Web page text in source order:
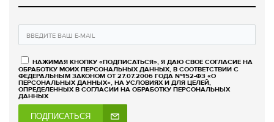
НАЖИМАЯ КНОПКУ «ПОДПИСАТЬСЯ», Я ДАЮ СВОЕ СОГЛАСИЕ НА
ОБРАБОТКУ МОИХ ПЕРСОНАЛЬНЫХ ДАННЫХ, В СООТВЕТСТВИИ С
ФЕДЕРАЛЬНЫМ ЗАКОНОМ ОТ 27.07.2006 ГОДА №152-ФЗ «О
ПЕРСОНАЛЬНЫХ ДАННЫХ», НА УСЛОВИЯХ И ДЛЯ ЦЕЛЕЙ,
ОПРЕДЕЛЕННЫХ В СОГЛАСИИ НА ОБРАБОТКУ ПЕРСОНАЛЬНЫХ
ДАННЫХ
ПОДПИСАТЬСЯ